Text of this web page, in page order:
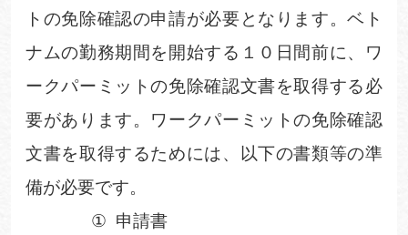
トの免除確認の申請が必要となります。ベト
ナムの勤務期間を開始する１０日間前に、ワ
ークパーミットの免除確認文書を取得する必
要があります。 ワークパーミットの免除確認
文書を取得するためには、以下の書類等の準
備が必要です。
① 申請書